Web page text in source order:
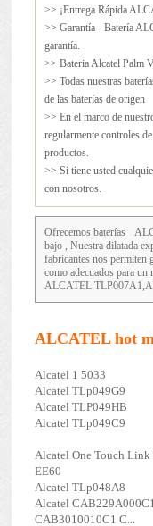
>> ¡Entrega Rápida
>> Garantía - Batería
garantía.
>> Bateria Alcatel Palm
>> Todas nuestras
de las baterías de origen
>> En el marco de
regularmente controles
productos.
>> Si tiene usted
con nosotros.
Ofrecemos baterías
bajo , Nuestra dilatada
fabricantes nos permiten
como adecuados para
ALCATEL
ALCATEL hot
Alcatel 1 5033
Alcatel TLp049G9
Alcatel TLP049HB
Alcatel TLp049C9
Alcatel One Touch
EE60
Alcatel TLp048A8
Alcatel
CAB3010010C1 C...